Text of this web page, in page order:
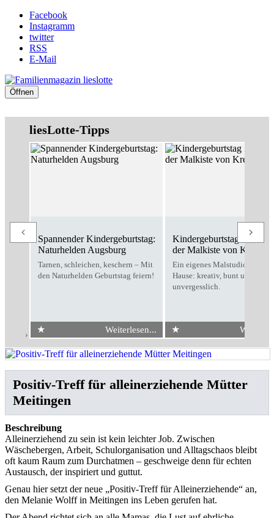
Facebook
Instagramm
twitter
RSS
E-Mail
Öffnen
liesLotte-Tipps
Spannender Kindergeburtstag:
Naturhelden Augsburg
Tarnen, schleichen, keschern – Mit
den Naturhelden Geburtstag feiern!
★ Weiterlesen...
Kindergeburtstag
der Malkiste von Kreativo
Ein eigenes Malstudio für zu
Hause: kreativ, bunt und
unvergesslich.
★
› Positiv-Treff für alleinerziehende Mütter Meitingen
Positiv-Treff für alleinerziehende Mütter
Meitingen
Beschreibung
Alleinerziehend zu sein ist kein leichter Job. Zwischen
Wäschebergen, Arbeit, Schulorganisation und Alltagschaos bleibt
oft kaum Raum zum Durchatmen – geschweige denn für echten
Austausch, der inspiriert und guttut.
Genau hier setzt der neue „Positiv-Treff für Alleinerziehende“ an,
den Melanie Wolff in Meitingen ins Leben gerufen hat.